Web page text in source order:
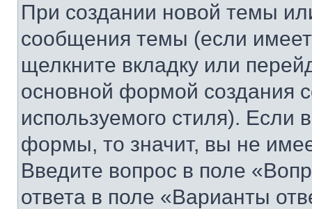
При создании новой темы
сообщения темы (если
щелкните вкладку или
основной формой создания
используемого стиля). Если
формы, то значит, вы не
Введите вопрос в поле
ответа в поле «Варианты